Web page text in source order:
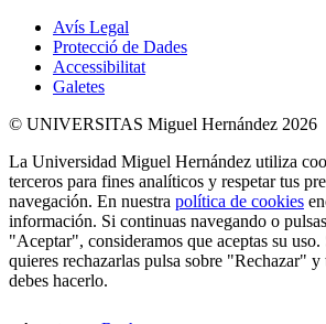
Avís Legal
Protecció de Dades
Accessibilitat
Galetes
© UNIVERSITAS Miguel Hernández 2026
La Universidad Miguel Hernández utiliza
terceros para fines analíticos y respetar tus
navegación. En nuestra política de cookies
información. Si continuas navegando o
"Aceptar", consideramos que aceptas su
quieres rechazarlas pulsa sobre "Rechazar"
debes hacerlo.